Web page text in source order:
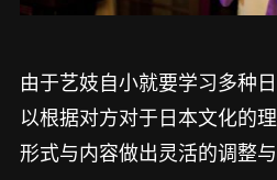
由于艺妓自小就要学习多种
以根据对方对于日本文化的
形式与内容做出灵活的调整